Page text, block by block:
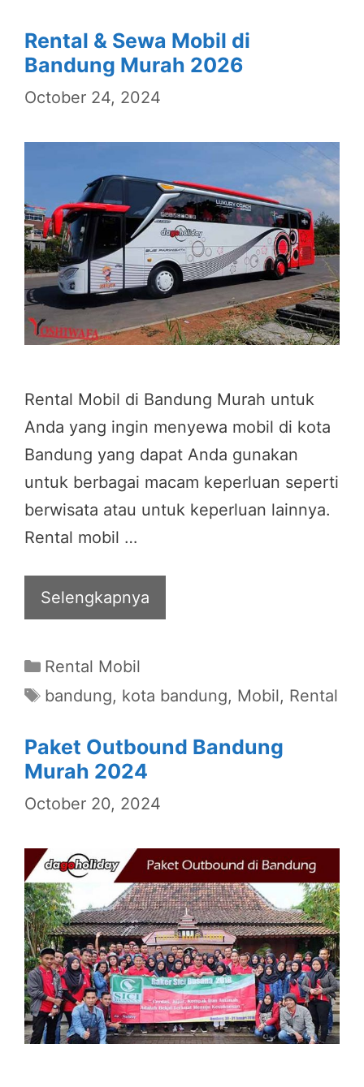
Rental & Sewa Mobil di
Bandung Murah 2026
October 24, 2024
Rental Mobil di Bandung Murah untuk
Anda yang ingin menyewa mobil di kota
Bandung yang dapat Anda gunakan
untuk berbagai macam keperluan seperti
berwisata atau untuk keperluan lainnya.
Rental mobil …
Selengkapnya
Categories
Rental Mobil
Tags
bandung, kota bandung, Mobil, Rental
Paket Outbound Bandung
Murah 2024
October 20, 2024